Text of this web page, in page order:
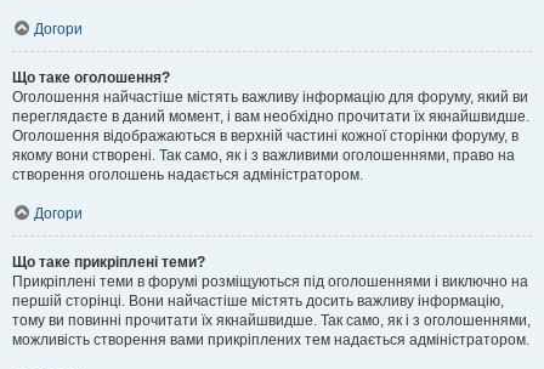
Догори
Що таке оголошення?
Оголошення найчастіше містять важливу інформацію для форуму, який ви
переглядаєте в даний момент, і вам необхідно прочитати їх якнайшвидше.
Оголошення відображаються в верхній частині кожної сторінки форуму, в
якому вони створені. Так само, як і з важливими оголошеннями, право на
створення оголошень надається адміністратором.
Догори
Що таке прикріплені теми?
Прикріплені теми в форумі розміщуються під оголошеннями і виключно на
першій сторінці. Вони найчастіше містять досить важливу інформацію,
тому ви повинні прочитати їх якнайшвидше. Так само, як і з оголошеннями,
можливість створення вами прикріплених тем надається адміністратором.